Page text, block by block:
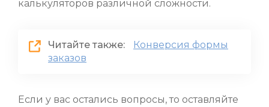
калькуляторов различной сложности.
Читайте также:
Конверсия формы
заказов
Если у вас остались вопросы, то оставляйте